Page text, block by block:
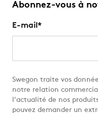
Abonnez-vous à
E-mail *
Swegon traite vos
notre relation
l'actualité de nos
pouvez demander un